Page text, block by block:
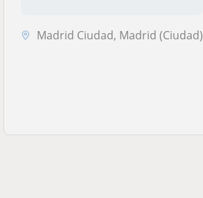
Madrid Ciudad, Madrid (Ciudad)